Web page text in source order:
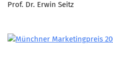
Prof. Dr. Erwin Seitz